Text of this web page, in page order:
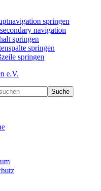
springen
navigation
springen
springen
springen